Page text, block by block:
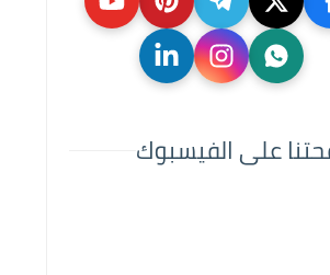
على الفيسبوك